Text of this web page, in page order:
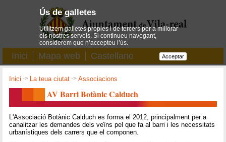
Inici Mapa web Castellano
Inici -> La teua ciutat ->Associacions
AV Barri Botànic Calduch
L'Associació Botànic Calduch es forma el 2012, principalment per a
canalitzar les demandes dels veïns pel que fa al barri i les necessitats
urbanístiques dels carrers que el componen.
Ús de galletes
Utilitzem galletes pròpies i de tercers per a millorar
els nostres serveis. Si continueu navegant,
considerem que n’accepteu l’ús.
Acceptar